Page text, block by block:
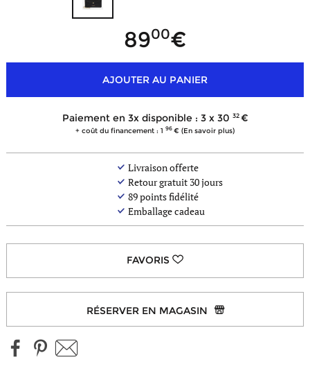
8900
AJOUTER AU PANIER
Paiement en 3x disponible : 3 x 30 32
+ coût du financement : 1 96 (En savoir plus)
Livraison offerte
Retour gratuit 30 jours
89points fidélité
Emballage cadeau
RÉSERVER EN MAGASIN